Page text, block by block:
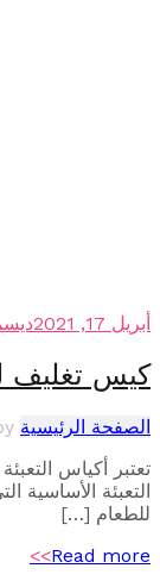
ديسمبر 11, 2024
تغليف
الرئيسيةby
أكياس التعبئة
الأساسية التي
[…]
Read
>>